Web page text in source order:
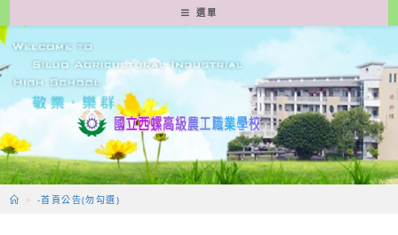
轉
至
要
容
選單
> -首頁公告(勿勾選)